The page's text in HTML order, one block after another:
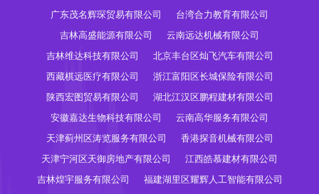
广东茂名辉琛贸易有限公司
台湾合力教育有限公司
吉林高盛能源有限公司
云南远达机械有限公司
吉林维达科技有限公司
北京丰台区灿飞汽车有限公司
西藏棋远医疗有限公司
浙江富阳区长城保险有限公司
陕西宏图贸易有限公司
湖北江汉区鹏程建材有限公司
安徽嘉达生物科技有限公司
云南高华服务有限公司
天津蓟州区涛览服务有限公司
香港探音机械有限公司
天津宁河区天御房地产有限公司
江西皓慕建材有限公司
吉林煌宇服务有限公司
福建湖里区耀辉人工智能有限公司